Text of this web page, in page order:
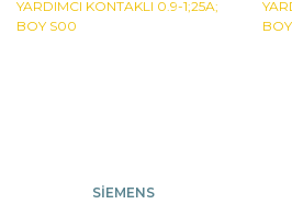
SİEMENS